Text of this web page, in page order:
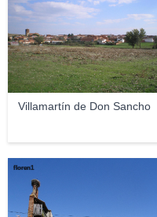
Villamartín de Don Sancho
floren1